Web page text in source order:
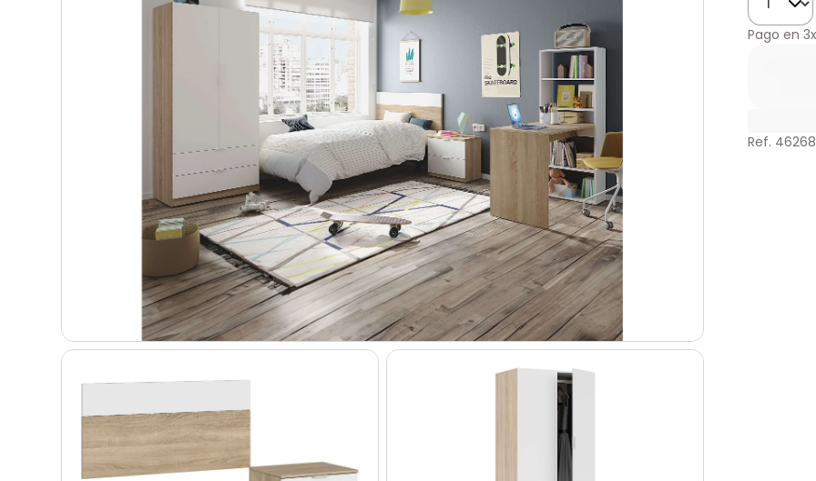
Pago en 3x
Ref.